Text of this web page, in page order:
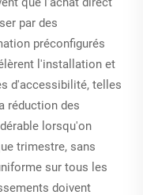
par des
préconfigurés
l'installation et
d'accessibilité, telles
réduction des
lorsqu'on
trimestre, sans
sur tous les
doivent